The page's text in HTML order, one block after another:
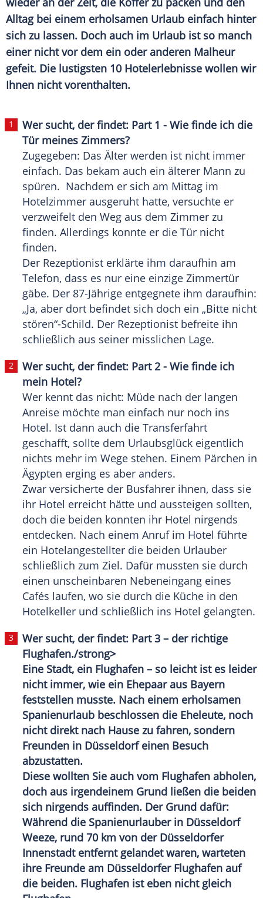
Alltag bei einem erholsamen Urlaub einfach hinter
sich zu lassen. Doch auch im Urlaub ist so manch
einer nicht vor dem ein oder anderen Malheur
gefeit. Die lustigsten 10 Hotelerlebnisse wollen wir
Ihnen nicht vorenthalten.
Wer sucht, der findet: Part 1 - Wie finde ich die
Tür meines Zimmers?
Zugegeben: Das Älter werden ist nicht immer
einfach. Das bekam auch ein älterer Mann zu
spüren. Nachdem er sich am Mittag im
Hotelzimmer ausgeruht hatte, versuchte er
verzweifelt den Weg aus dem Zimmer zu
finden. Allerdings konnte er die Tür nicht
finden.
Der Rezeptionist erklärte ihm daraufhin am
Telefon, dass es nur eine einzige Zimmertür
gäbe. Der 87-Jährige entgegnete ihm daraufhin:
„Ja, aber dort befindet sich doch ein „Bitte nicht
stören“-Schild. Der Rezeptionist befreite ihn
schließlich aus seiner misslichen Lage.
Wer sucht, der findet: Part 2 - Wie finde ich
mein Hotel?
Wer kennt das nicht: Müde nach der langen
Anreise möchte man einfach nur noch ins
Hotel. Ist dann auch die Transferfahrt
geschafft, sollte dem Urlaubsglück eigentlich
nichts mehr im Wege stehen. Einem Pärchen in
Ägypten erging es aber anders.
Zwar versicherte der Busfahrer ihnen, dass sie
ihr Hotel erreicht hätte und aussteigen sollten,
doch die beiden konnten ihr Hotel nirgends
entdecken. Nach einem Anruf im Hotel führte
ein Hotelangestellter die beiden Urlauber
schließlich zum Ziel. Dafür mussten sie durch
einen unscheinbaren Nebeneingang eines
Cafés laufen, wo sie durch die Küche in den
Hotelkeller und schließlich ins Hotel gelangten.
Wer sucht, der findet: Part 3 – der richtige
Flughafen./strong>
Eine Stadt, ein Flughafen – so leicht ist es leider
nicht immer, wie ein Ehepaaraus Bayern
feststellen musste. Nach einem erholsamen
Spanienurlaub beschlossen die Eheleute, noch
nicht direkt nach Hause zu fahren, sondern
Freunden in Düsseldorfeinen Besuch
abzustatten.
Diese wollten Sie auch vom Flughafen abholen,
doch aus irgendeinem Grund ließen die beiden
sich nirgends auffinden. Der Grund dafür:
Während die Spanienurlauber in Düsseldorf
Weeze, rund 70 km von der Düsseldorfer
Innenstadt entfernt gelandet waren, warteten
ihre Freunde am Düsseldorfer Flughafen auf
die beiden. Flughafen ist eben nicht gleich